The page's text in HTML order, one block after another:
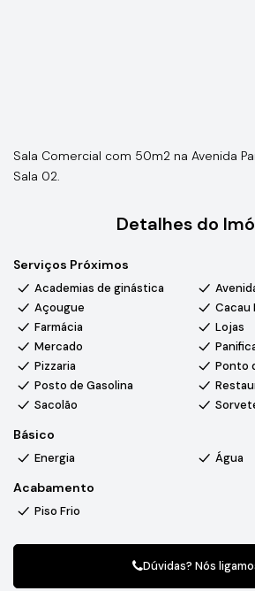
Sala Comercial com 50m2 na Avenida
Sala 02.
Detalhes do
Serviços Próximos
Academias de ginástica
Açougue
Cacau
Farmácia
Lojas
Mercado
Pizzaria
Ponto
Posto de Gasolina
Sacolão
Básico
Energia Água
Acabamento
Piso Frio
Dúvidas? Nós